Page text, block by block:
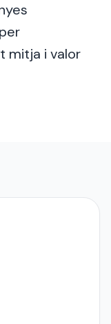
mitja i valor